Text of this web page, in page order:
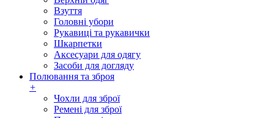
Взуття
Головні убори
Рукавиці та рукавички
Шкарпетки
Аксесуари для одягу
Засоби для догляду
Полювання та зброя
+
Чохли для зброї
Ремені для зброї